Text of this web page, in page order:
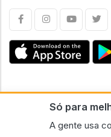
Só para
A gente usa
CNPJ n.º 30.220.458/0001-